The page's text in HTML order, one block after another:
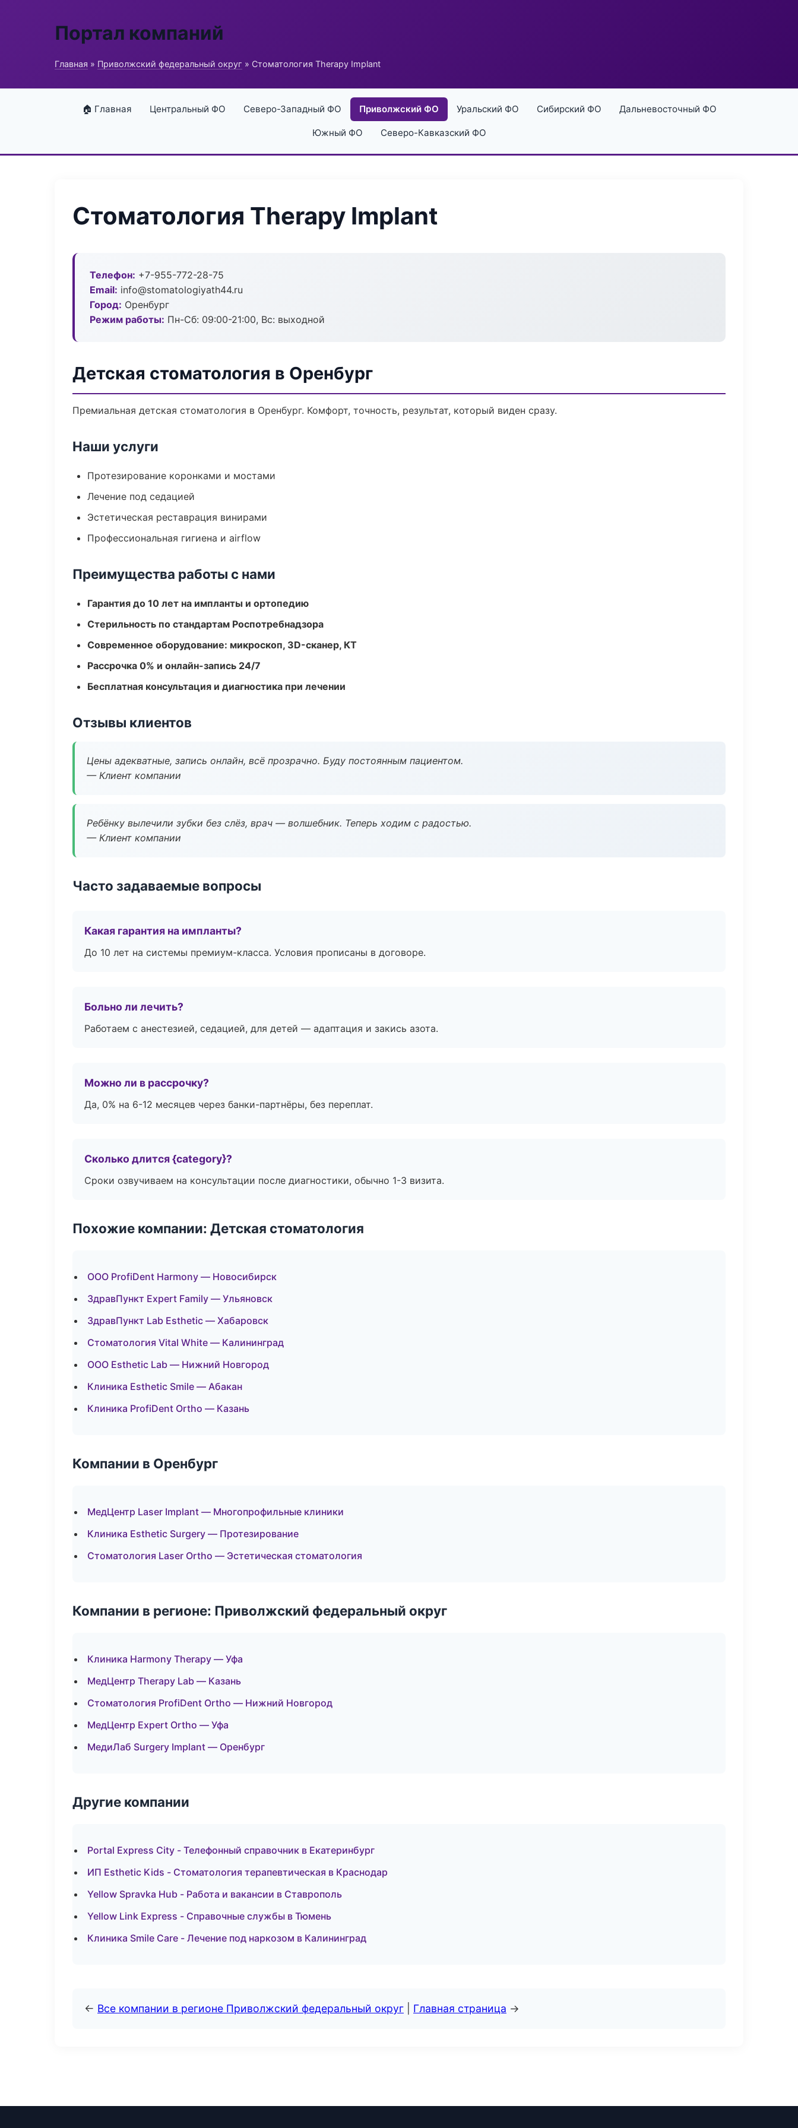
Портал компаний
Главная » Приволжский федеральный округ » Стоматология Therapy Implant
🏠 Главная Центральный ФО Северо-Западный ФО Приволжский ФО Уральский ФО Сибирский ФО Дальневосточный ФО
Южный ФО Северо-Кавказский ФО
Стоматология Therapy Implant
Телефон: +7-955-772-28-75
Email: info@stomatologiyath44.ru
Город: Оренбург
Режим работы: Пн-Сб: 09:00-21:00, Вс: выходной
Детская стоматология в Оренбург
Премиальная детская стоматология в Оренбург. Комфорт, точность, результат, который виден сразу.
Наши услуги
Протезирование коронками и мостами
Лечение под седацией
Эстетическая реставрация винирами
Профессиональная гигиена и airflow
Преимущества работы с нами
Гарантия до 10 лет на импланты и ортопедию
Стерильность по стандартам Роспотребнадзора
Современное оборудование: микроскоп, 3D-сканер, КТ
Рассрочка 0% и онлайн-запись 24/7
Бесплатная консультация и диагностика при лечении
Отзывы клиентов
Цены адекватные, запись онлайн, всё прозрачно. Буду постоянным пациентом.
— Клиент компании
Ребёнку вылечили зубки без слёз, врач — волшебник. Теперь ходим с радостью.
— Клиент компании
Часто задаваемые вопросы
Какая гарантия на импланты?
До 10 лет на системы премиум-класса. Условия прописаны в договоре.
Больно ли лечить?
Работаем с анестезией, седацией, для детей — адаптация и закись азота.
Можно ли в рассрочку?
Да, 0% на 6-12 месяцев через банки-партнёры, без переплат.
Сколько длится {category}?
Сроки озвучиваем на консультации после диагностики, обычно 1-3 визита.
Похожие компании: Детская стоматология
ООО ProfiDent Harmony — Новосибирск
ЗдравПункт Expert Family — Ульяновск
ЗдравПункт Lab Esthetic — Хабаровск
Стоматология Vital White — Калининград
ООО Esthetic Lab — Нижний Новгород
Клиника Esthetic Smile — Абакан
Клиника ProfiDent Ortho — Казань
Компании в Оренбург
МедЦентр Laser Implant — Многопрофильные клиники
Клиника Esthetic Surgery — Протезирование
Стоматология Laser Ortho — Эстетическая стоматология
Компании в регионе: Приволжский федеральный округ
Клиника Harmony Therapy — Уфа
МедЦентр Therapy Lab — Казань
Стоматология ProfiDent Ortho — Нижний Новгород
МедЦентр Expert Ortho — Уфа
МедиЛаб Surgery Implant — Оренбург
Другие компании
Portal Express City - Телефонный справочник в Екатеринбург
ИП Esthetic Kids - Стоматология терапевтическая в Краснодар
Yellow Spravka Hub - Работа и вакансии в Ставрополь
Yellow Link Express - Справочные службы в Тюмень
Клиника Smile Care - Лечение под наркозом в Калининград
← Все компании в регионе Приволжский федеральный округ Главная страница →